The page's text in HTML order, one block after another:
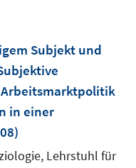
Subjekt und
in einer
Lehrstuhl für